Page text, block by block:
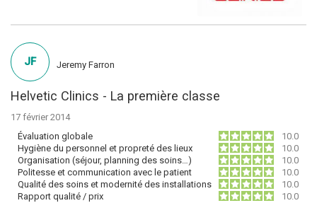
Helvetic Clinics - La première classe
17 février 2014
Évaluation globale
10.0
Hygiène du personnel et propreté des lieux
10.0
Organisation (séjour, planning des soins…)
10.0
Politesse et communication avec le patient
10.0
Qualité des soins et modernité des installations
10.0
Rapport qualité / prix
10.0
JF Jeremy Farron